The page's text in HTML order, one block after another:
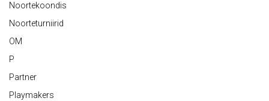
Noortekoondis
Noorteturniirid
OM
P
Partner
Playmakers